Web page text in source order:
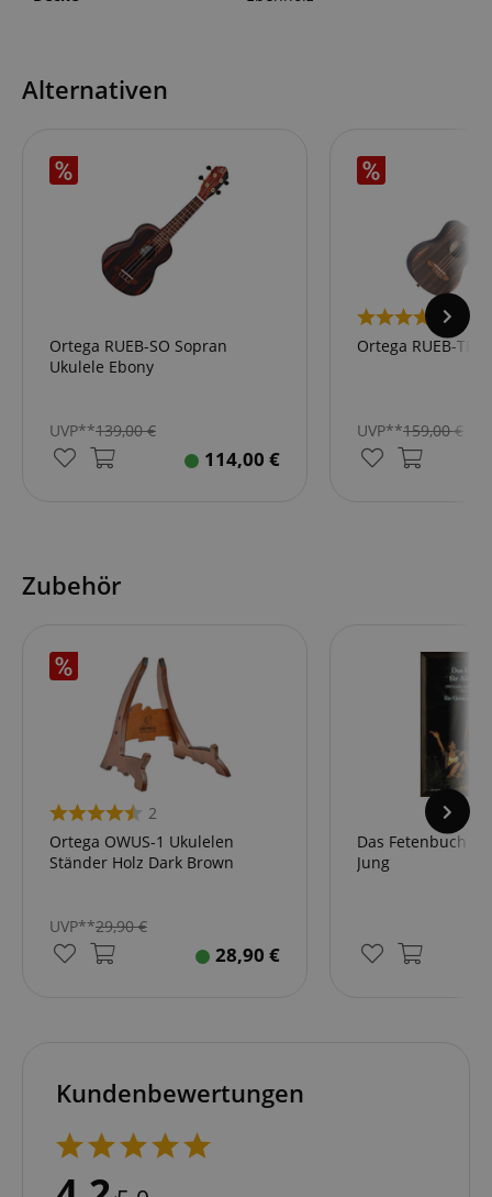
Alternativen
Ortega RUEB-SO Sopran
Ukulele Ebony
UVP**139,00€
114,00 €
Ortega RUEB-TE
UVP**159,00€
Zubehör
2
Ortega OWUS-1 Ukulelen
Ständer Holz Dark Brown
UVP**29,90€
28,90 €
Das Fetenbuch
Jung
Kundenbewertungen